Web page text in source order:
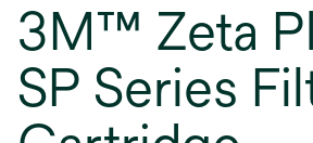
3M™ Zeta
SP Series